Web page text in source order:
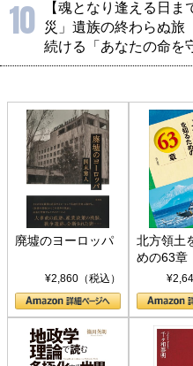
10
【魂となり逢える日
災」遺族の終わらぬ旅
続ける「あなたの命を
廃墟のヨーロッパ
¥2,860（税込）
北方領土
めの63章